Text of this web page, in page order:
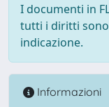
I documenti in
tutti i diritti
indicazione.
Informazioni